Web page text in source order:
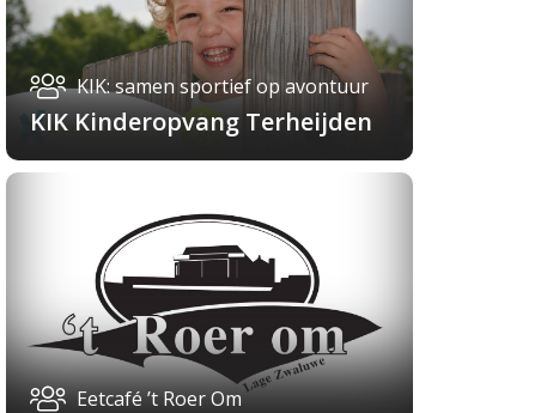
KIK: samen sportief op avontuur
KIK Kinderopvang Terheijden
Eetcafé ’t Roer Om